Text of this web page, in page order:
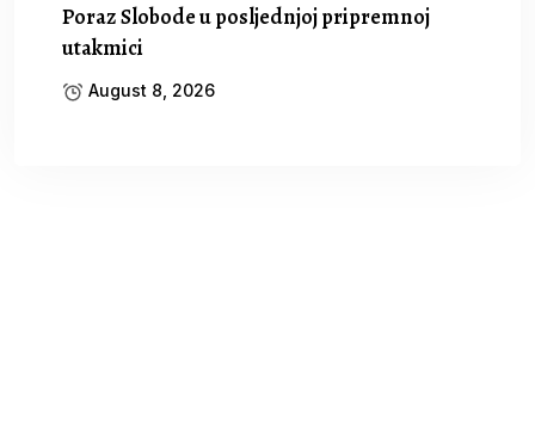
Poraz Slobode u posljednjoj pripremnoj
utakmici
August 8, 2026